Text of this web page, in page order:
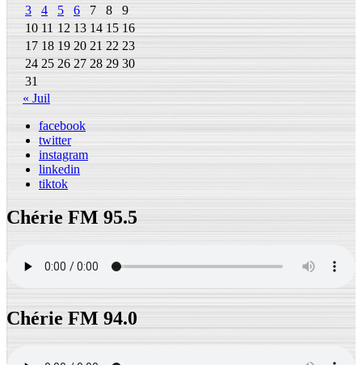
3
4 5 6 7 8
9
10 11 12 13 14 15 16
17 18 19 20 21 22 23
24 25 26 27 28 29 30
31
« Juil
facebook
twitter
instagram
linkedin
tiktok
Chérie FM 95.5
Chérie FM 94.0